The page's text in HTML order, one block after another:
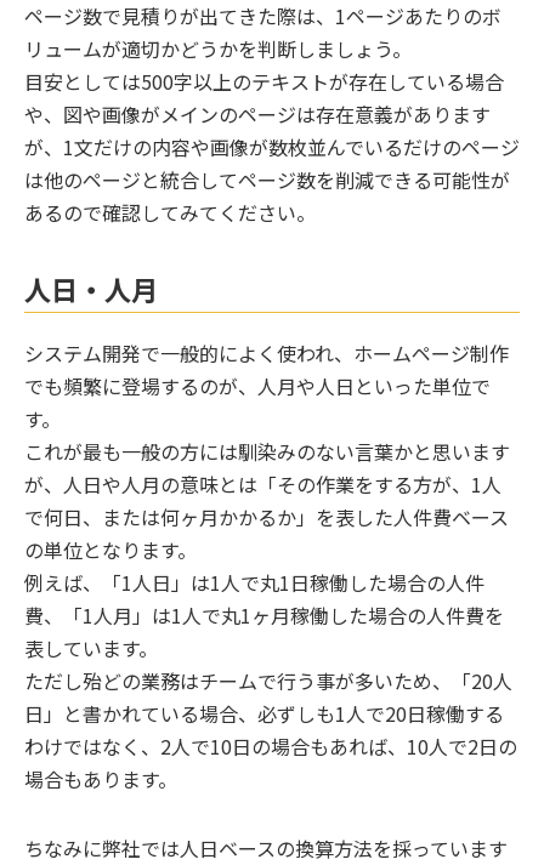
ページ数で見積りが出てきた際は、1ページあたりのボ
リュームが適切かどうかを判断しましょう。
目安としては500字以上のテキストが存在している場合
や、図や画像がメインのページは存在意義があります
が、1文だけの内容や画像が数枚並んでいるだけのページ
は他のページと統合してページ数を削減できる可能性が
あるので確認してみてください。
人日・人月
システム開発で一般的によく使われ、ホームページ制作
でも頻繁に登場するのが、人月や人日といった単位で
す。
これが最も一般の方には馴染みのない言葉かと思います
が、人日や人月の意味とは「その作業をする方が、1人
で何日、または何ヶ月かかるか」を表した人件費ベース
の単位となります。
例えば、「1人日」は1人で丸1日稼働した場合の人件
費、「1人月」は1人で丸1ヶ月稼働した場合の人件費を
表しています。
ただし殆どの業務はチームで行う事が多いため、「20人
日」と書かれている場合、必ずしも1人で20日稼働する
わけではなく、2人で10日の場合もあれば、10人で2日の
場合もあります。
ちなみに弊社では人日ベースの換算方法を採っています